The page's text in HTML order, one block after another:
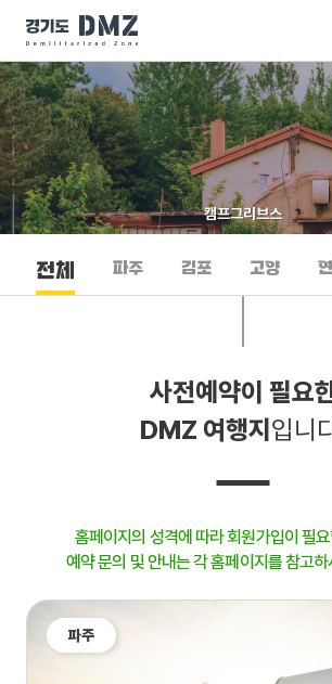
캠프그리브스
전체 파주 김포 고양
사전예약이 필요
DMZ 여행지 입니
홈페이지의 성격에 따라 회원가입이 필
예약 문의 및 안내는 각 홈페이지를 참고
파주